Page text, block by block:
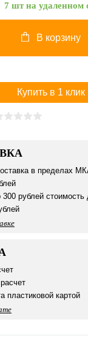
7 шт на удаленном
В корзину
Купить в 1 клик
в пределах
300 рублей стоимость
пластиковой картой